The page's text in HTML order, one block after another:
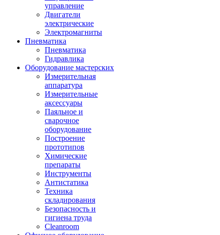
управление
Двигатели
электрические
Электромагниты
Пневматика
Пневматика
Гидравлика
Оборудование мастерских
Измерительная
аппаратура
Измерительные
аксессуары
Паяльное и
сварочное
оборудование
Построение
прототипов
Химические
препараты
Инструменты
Aнтистатика
Техника
складирования
Безопасность и
гигиена труда
Cleanroom